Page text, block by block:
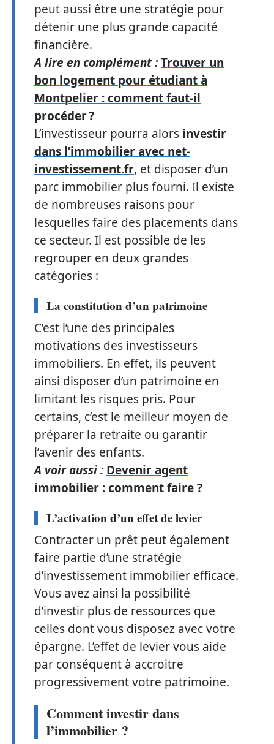
peut aussi être une stratégie pour
détenir une plus grande capacité
financière.
A lire en complément :Trouver un
bon logement pour étudiant à
Montpelier : comment faut-il
procéder ?
L’investisseur pourra alors investir
dans l’immobilier avec net-
investissement.fr, et disposer d’un
parc immobilier plus fourni. Il existe
de nombreuses raisons pour
lesquelles faire des placements dans
ce secteur. Il est possible de les
regrouper en deux grandes
catégories :
La constitution d’un patrimoine
C’est l’une des principales
motivations des investisseurs
immobiliers. En effet, ils peuvent
ainsi disposer d’un patrimoine en
limitant les risques pris. Pour
certains, c’est le meilleur moyen de
préparer la retraite ou garantir
l’avenir des enfants.
A voir aussi : Devenir agent
immobilier : comment faire ?
L’activation d’un effet de levier
Contracter un prêt peut également
faire partie d’une stratégie
d’investissement immobilier efficace.
Vous avez ainsi la possibilité
d’investir plus de ressources que
celles dont vous disposez avec votre
épargne. L’effet de levier vous aide
par conséquent à accroitre
progressivement votre patrimoine.
Comment investir dans
l’immobilier ?